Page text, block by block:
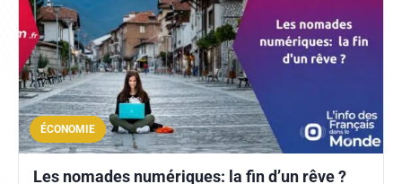
ÉCONOMIE
Les nomades numériques: la fin d’un rêve ?